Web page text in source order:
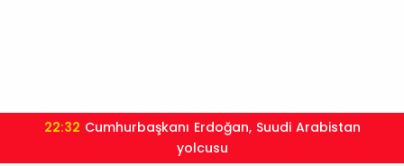
22:24Bursa’da TEKNOSAB KOBİ OSB tanıtıldı... Bursa’nın
kalkınma yolculuğunda yeni